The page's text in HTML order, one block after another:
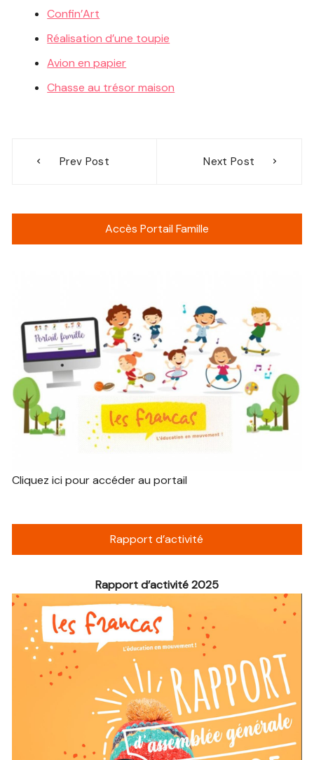
Confin’Art
Réalisation d’une toupie
Avion en papier
Chasse au trésor maison
Prev Post Next Post
Accès Portail Famille
Cliquez ici pour accéder au portail
Rapport d’activité
Rapport d’activité 2025